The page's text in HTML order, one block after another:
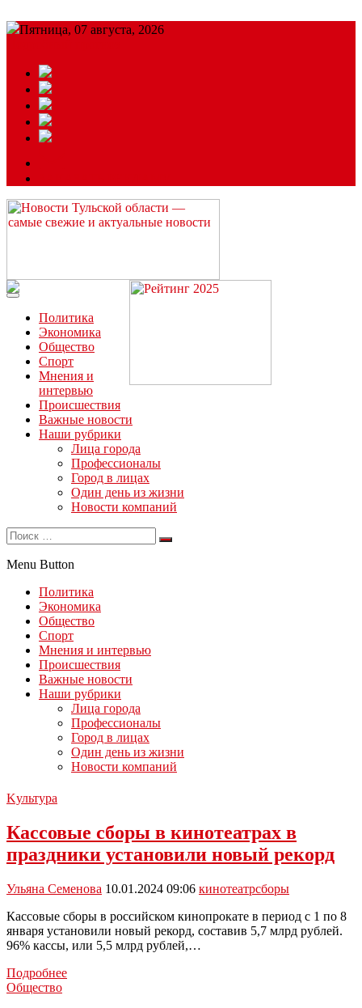
Пятница, 07 августа, 2026
Читайте последние новости дня в Тульской области на сайте
“ЗаНовомосковск”
Политика
Экономика
Общество
Спорт
Мнения и
интервью
Происшествия
Важные новости
Наши рубрики
Лица города
Профессионалы
Город в лицах
Один день из жизни
Новости компаний
Menu Button
Политика
Экономика
Общество
Спорт
Мнения и интервью
Происшествия
Важные новости
Наши рубрики
Лица города
Профессионалы
Город в лицах
Один день из жизни
Новости компаний
Kультура
Кассовые сборы в кинотеатрах в
праздники установили новый рекорд
Ульяна Семенова 10.01.2024 09:06 кинотеатрсборы
Кассовые сборы в российском кинопрокате в период с 1 по 8
января установили новый рекорд, составив 5,7 млрд рублей.
96% кассы, или 5,5 млрд рублей,…
ПодробнееКассовые
Общество